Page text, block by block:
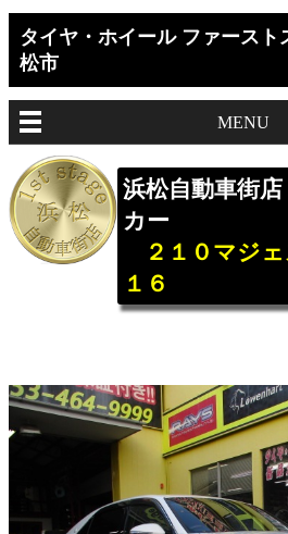
タイヤ・ホイール ファース
松市
MENU
浜松自動車街
カー
２１０マジ
１６